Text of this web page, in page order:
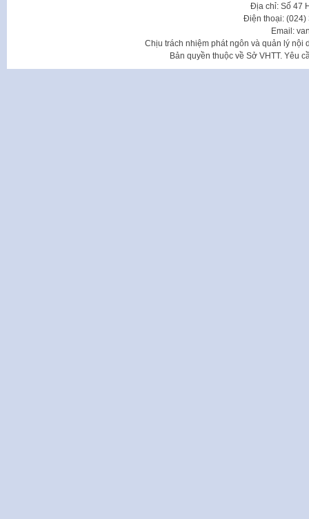
Địa chỉ: Số 47
Điện thoại: (024)
Email:
Chịu trách nhiệm phát ngôn và quản lý nội
Bản quyền thuộc về Sở VHTT. Yêu